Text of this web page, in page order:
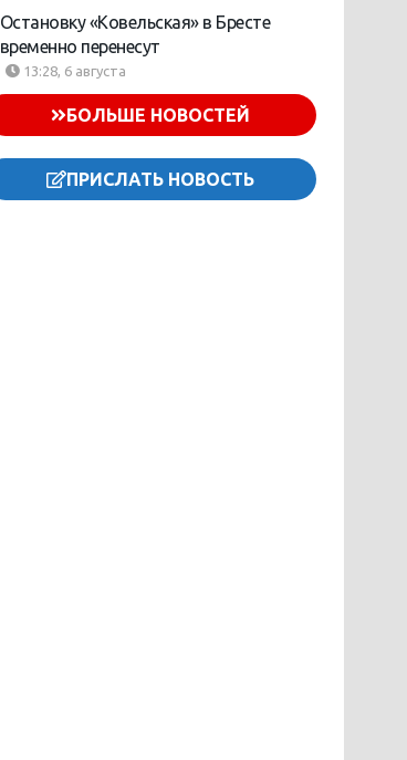
Остановку «Ковельская» в Бресте
временно перенесут
13:28, 6 августа
БОЛЬШЕ НОВОСТЕЙ
ПРИСЛАТЬ НОВОСТЬ